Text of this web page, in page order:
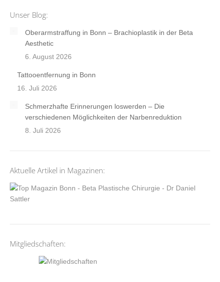
Unser Blog:
Oberarmstraffung in Bonn – Brachioplastik in der Beta
Aesthetic
6. August 2026
Tattooentfernung in Bonn
16. Juli 2026
Schmerzhafte Erinnerungen loswerden – Die
verschiedenen Möglichkeiten der Narbenreduktion
8. Juli 2026
Aktuelle Artikel in Magazinen:
Mitgliedschaften: